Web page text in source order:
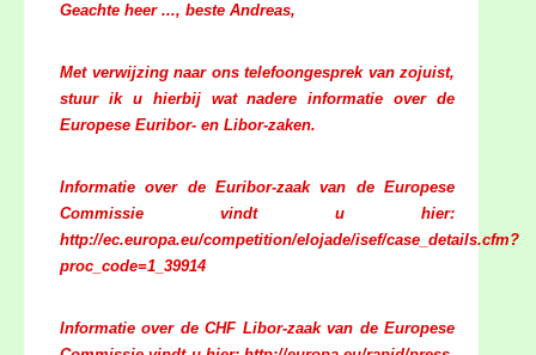
Geachte heer ..., beste Andreas,
Met verwijzing naar ons telefoongesprek van zojuist,
stuur ik u hierbij wat nadere informatie over de
Europese Euribor- en Libor-zaken.
Informatie over de Euribor-zaak van de Europese
Commissie vindt u hier:
http://ec.europa.eu/competition/elojade/isef/case_details.cfm?
proc_code=1_39914
Informatie over de CHF Libor-zaak van de Europese